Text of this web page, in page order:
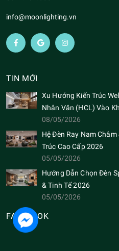
info@moonlighting.vn
TIN MỚI
Xu Hướng Kiến Trúc
Nhân Văn (HCL) Vào
08/05/2026
Hệ Đèn Ray Nam
Trúc Cao Cấp 2026
05/05/2026
Hướng Dẫn Chọn Đèn
& Tinh Tế 2026
05/05/2026
FACEBOOK